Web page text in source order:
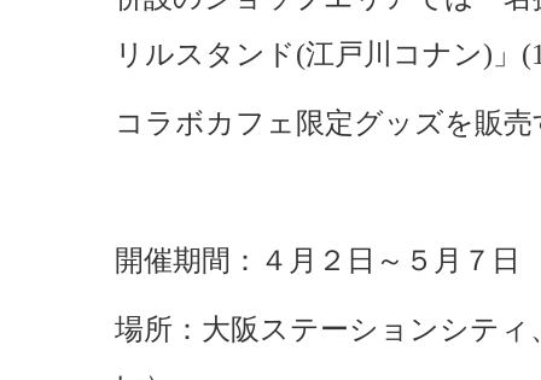
リルスタンド(江戸川コナン)」
コラボカフェ限定グッズを販
開催期間：４月２日～５月７日
場所：大阪ステーションシテ